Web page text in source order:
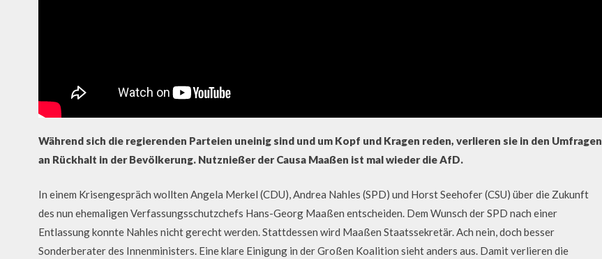
Während sich die regierenden Parteien uneinig sind und um Kopf und Kragen reden, verlieren sie in den Umfragen
an Rückhalt in der Bevölkerung. Nutznießer der Causa Maaßen ist mal wieder die AfD.
In einem Krisengespräch wollten Angela Merkel (CDU), Andrea Nahles (SPD) und Horst Seehofer (CSU) über die Zukunft
des nun ehemaligen Verfassungsschutzchefs Hans-Georg Maaßen entscheiden. Dem Wunsch der SPD nach einer
Entlassung konnte Nahles nicht gerecht werden. Stattdessen wird Maaßen Staatssekretär. Ach nein, doch besser
Sonderberater des Innenministers. Eine klare Einigung in der Großen Koalition sieht anders aus. Damit verlieren die